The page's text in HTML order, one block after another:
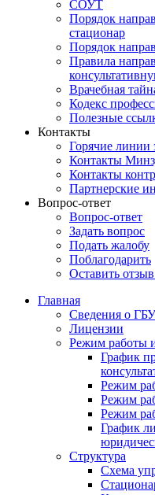
СОУТ
Порядок
стационар
Порядок
Правила
Врачебная
Кодекс
Полезные
Контакты
Горячие линии
Контакты
Контакты
Партнерские
Вопрос-ответ
Вопрос-ответ
Задать вопрос
Подать жалобу
Поблагодарить
Оставить
Главная
Сведения о
Лицензии
Режим работы
График
Режим
Режим
Режим
График
Структура
Схема